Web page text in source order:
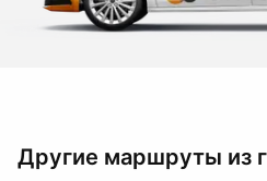
Другие маршруты из